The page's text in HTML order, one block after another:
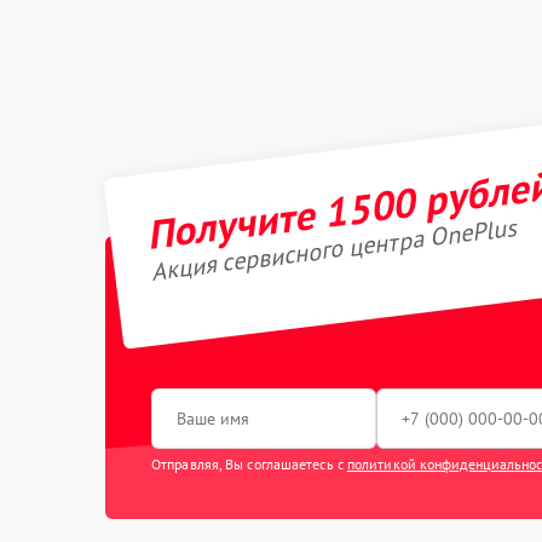
Получите 1500
Акция сервисного центра OnePlus
Отправляя, Вы соглашаетесь с политикой